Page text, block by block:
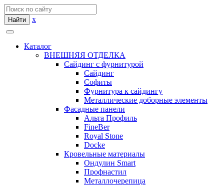
Найти x
Каталог
ВНЕШНЯЯ ОТДЕЛКА
Сайдинг с фурнитурой
Сайдинг
Софиты
Фурнитура к сайдингу
Металлические доборные элементы
Фасадные панели
Альта Профиль
FineBer
Royal Stone
Docke
Кровельные материалы
Ондулин Smart
Профнастил
Металлочерепица